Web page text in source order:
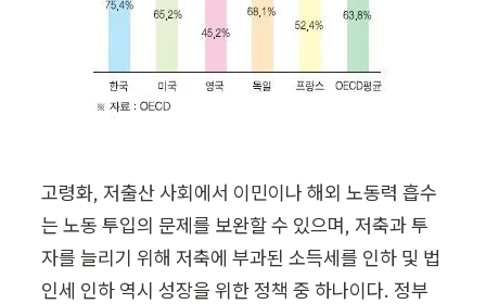
고령화, 저출산 사회에서 이민이나 해외 노동력 흡수
는 노동 투입의 문제를 보완할 수 있으며, 저축과 투
자를 늘리기 위해 저축에 부과된 소득세를 인하 및 법
인세 인하 역시 성장을 위한 정책 중 하나이다. 정부